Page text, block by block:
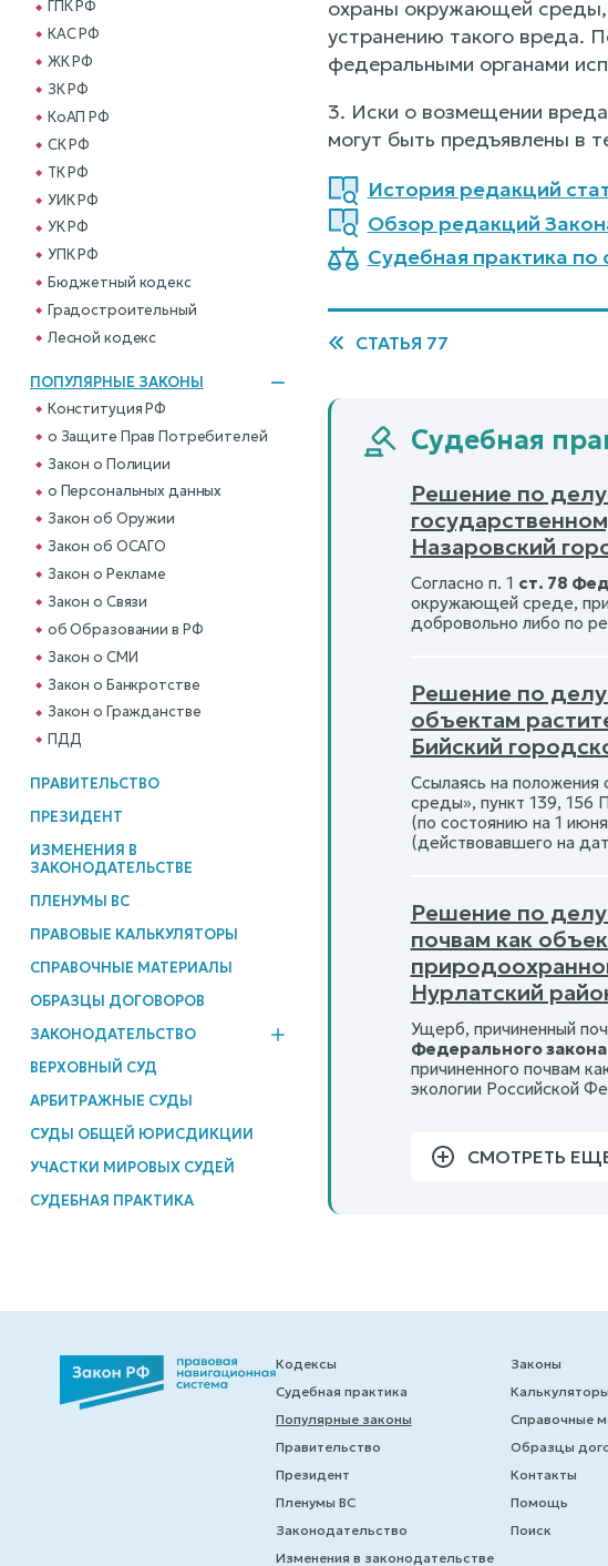
ГПК РФ
КАС РФ
ЖК РФ
ЗК РФ
КоАП РФ
СК РФ
ТК РФ
УИК РФ
УК РФ
УПК РФ
Бюджетный кодекс
Градостроительный
Лесной кодекс
ПОПУЛЯРНЫЕ ЗАКОНЫ
Конституция РФ
о Защите Прав Потребителей
Закон о Полиции
о Персональных данных
Закон об Оружии
Закон об ОСАГО
Закон о Рекламе
Закон о Связи
об Образовании в РФ
Закон о СМИ
Закон о Банкротстве
Закон о Гражданстве
ПДД
ПРАВИТЕЛЬСТВО
ПРЕЗИДЕНТ
ИЗМЕНЕНИЯ В
ЗАКОНОДАТЕЛЬСТВЕ
ПЛЕНУМЫ ВС
ПРАВОВЫЕ КАЛЬКУЛЯТОРЫ
СПРАВОЧНЫЕ МАТЕРИАЛЫ
ОБРАЗЦЫ ДОГОВОРОВ
ЗАКОНОДАТЕЛЬСТВО
ВЕРХОВНЫЙ СУД
АРБИТРАЖНЫЕ СУДЫ
СУДЫ ОБЩЕЙ ЮРИСДИКЦИИ
УЧАСТКИ МИРОВЫХ СУДЕЙ
СУДЕБНАЯ ПРАКТИКА
охраны окружающей среды,
устранению такого вреда.
федеральными органами
3. Иски о возмещении
могут быть предъявлены в
История редакций
Обзор редакций
Судебная практика
СТАТЬЯ 77
Судебная
Решение по
Назаровский
Согласно п. 1 ст. 78
окружающей среде,
добровольно либо по
Решение по
объектам
Бийский
Ссылаясь на
среды», пункт 139, 156
(по состоянию на 1
(действовавшего на
Решение по
почвам как
Нурлатский
Ущерб, причиненный
Федерального
причиненного почвам
экологии Российской
СМОТРЕТЬ
Кодексы
Судебная практика
Популярные законы
Правительство
Президент
Пленумы ВС
Законодательство
Изменения в законодательстве
Законы
Калькуляторы
Справочные
Образцы
Контакты
Помощь
Поиск